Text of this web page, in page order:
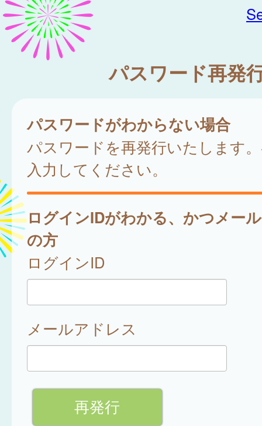
パスワード再発
パスワードがわからない場合
パスワードを再発行いたします
入力してください。
ログインIDがわかる、かつメー
の方
ログインID
メールアドレス